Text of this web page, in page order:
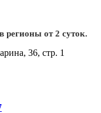
регионы от 2 суток.
36, стр. 1